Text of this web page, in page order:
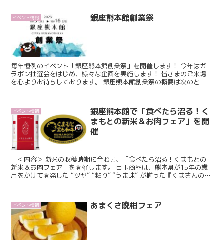
イベント情報 銀座熊本館創業祭
毎年恒例のイベント「銀座熊本館創業祭」を開催します！ 今年はガ
ラポン抽選会をはじめ、様々な企画を実施します！ 皆さまのご来場
を心よりお待ちしております。 銀座熊本館創業祭の概要は次のとお
イベント情報
銀座熊本館で「食べたら沼る！く
まもとの新米＆お肉フェア」を開
催
＜内容＞ 新米の収穫時期に合わせ、「食べたら沼る！くまもとの
新米＆お肉フェア」を開催します。 目玉商品は、熊本県が15年の歳
月をかけて開発した “ツヤ” “粘り” “うま味” が揃った『くまさんの輝
イベント情報 あまくさ晩柑フェア